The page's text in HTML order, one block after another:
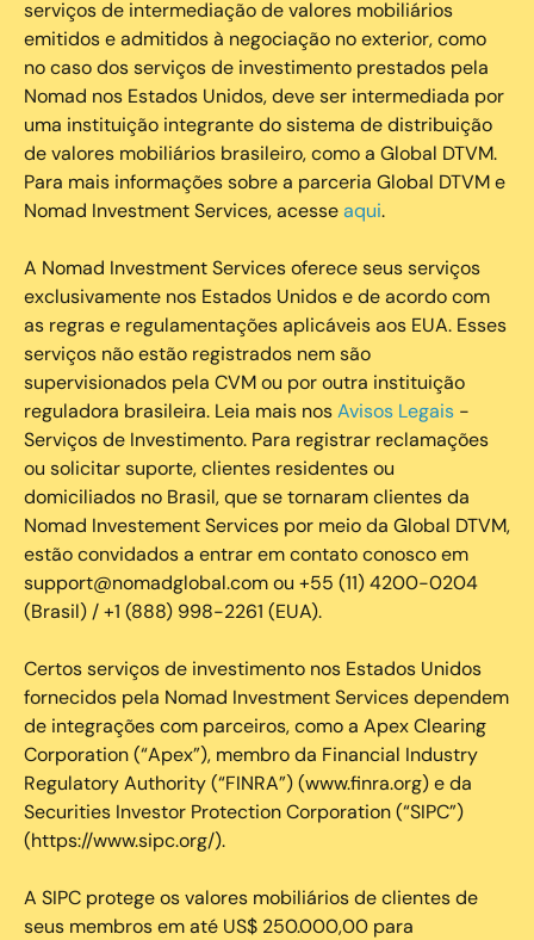
serviços de intermediação de valores mobiliários
emitidos e admitidos à negociação no exterior, como
no caso dos serviços de investimento prestados pela
Nomad nos Estados Unidos, deve ser intermediada por
uma instituição integrante do sistema de distribuição
de valores mobiliários brasileiro, como a Global DTVM.
Para mais informações sobre a parceria Global DTVM e
Nomad Investment Services, acesseaqui.
A Nomad Investment Services oferece seus serviços
exclusivamente nos Estados Unidos e de acordo com
as regras e regulamentações aplicáveis aos EUA. Esses
serviços não estão registrados nem são
supervisionados pela CVM ou por outra instituição
reguladora brasileira. Leia mais nosAvisos Legais -
Serviços de Investimento. Para registrar reclamações
ou solicitar suporte, clientes residentes ou
domiciliados no Brasil, que se tornaram clientes da
Nomad Investement Services por meio da Global DTVM,
estão convidados a entrar em contato conosco em
support@nomadglobal.com ou +55 (11) 4200-0204
(Brasil) / +1 (888) 998-2261 (EUA).
Certos serviços de investimento nos Estados Unidos
fornecidos pela Nomad Investment Services dependem
de integrações com parceiros, como a Apex Clearing
Corporation (“Apex”), membro da Financial Industry
Regulatory Authority (“FINRA”) (www.finra.org) e da
Securities Investor Protection Corporation (“SIPC”)
(https://www.sipc.org/).
A SIPC protege os valores mobiliários de clientes de
seus membros em até US$ 250.000,00 para